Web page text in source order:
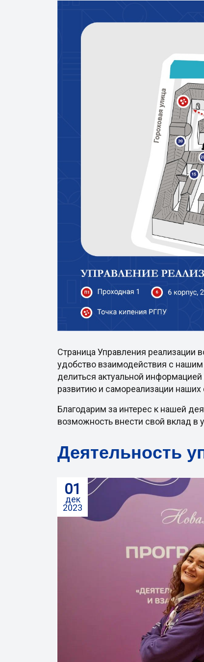
Страница Управления реализации
удобство взаимодействия с
делиться актуальной
развитию и самореализации наших
Благодарим за интерес к нашей
возможность внести свой вклад
Деятельность
01
дек
2023